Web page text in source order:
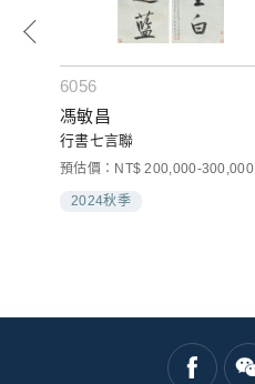
6056
馮敏昌
行書七言聯
預估價：NT$ 200,000-300,000
2024秋季